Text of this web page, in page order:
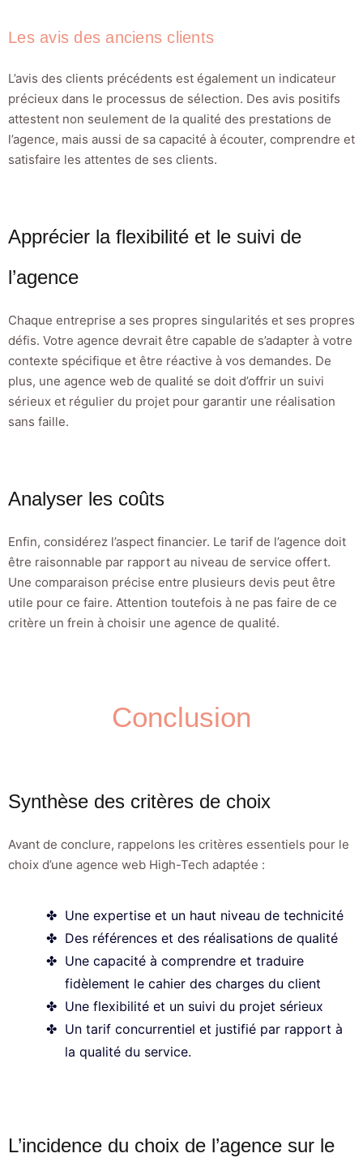
Les avis des anciens clients
L’avis des clients précédents est également un indicateur
précieux dans le processus de sélection. Des avis positifs
attestent non seulement de la qualité des prestations de
l’agence, mais aussi de sa capacité à écouter, comprendre et
satisfaire les attentes de ses clients.
Apprécier la flexibilité et le suivi de
l’agence
Chaque entreprise a ses propres singularités et ses propres
défis. Votre agence devrait être capable de s’adapter à votre
contexte spécifique et être réactive à vos demandes. De
plus, une agence web de qualité se doit d’offrir un suivi
sérieux et régulier du projet pour garantir une réalisation
sans faille.
Analyser les coûts
Enfin, considérez l’aspect financier. Le tarif de l’agence doit
être raisonnable par rapport au niveau de service offert.
Une comparaison précise entre plusieurs devis peut être
utile pour ce faire. Attention toutefois à ne pas faire de ce
critère un frein à choisir une agence de qualité.
Conclusion
Synthèse des critères de choix
Avant de conclure, rappelons les critères essentiels pour le
choix d’une agence web High-Tech adaptée :
Une expertise et un haut niveau de technicité
Des références et des réalisations de qualité
Une capacité à comprendre et traduire
fidèlement le cahier des charges du client
Une flexibilité et un suivi du projet sérieux
Un tarif concurrentiel et justifié par rapport à
la qualité du service.
L’incidence du choix de l’agence sur le